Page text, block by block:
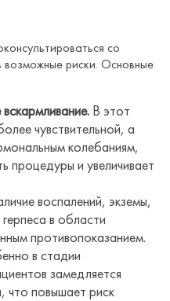
со
возможные риски. Основные
В этот
чувствительной, а
колебаниям,
процедуры и увеличивает
воспалений, экземы,
в области
противопоказанием.
в стадии
замедляется
что повышает риск